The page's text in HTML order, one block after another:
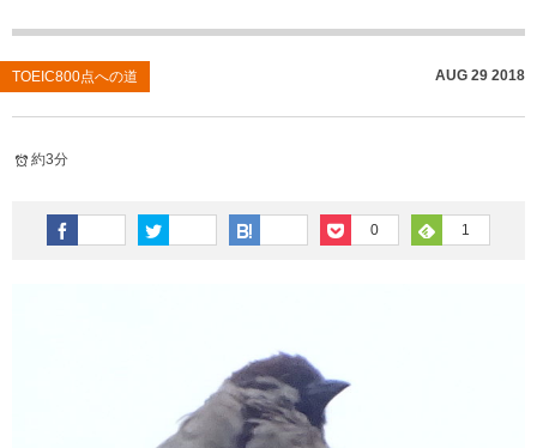
TOEIC800点への道 AUG 29 2018
約3分
0 1
TOEIC（作戦・ノウハウなど）
TOEIC700点への道
英単語
その他英語関連
沖縄
神戸
行ってきたあれこれ
旅行関連あれこれ
ダイエット
健康あれこれ
美容あれこれ
月、星、宇宙